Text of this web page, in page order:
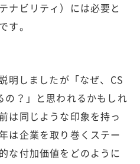
ナビリティ）には必要と
す。
明しましたが「なぜ、CS
の？」と思われるかもしれ
は同じような印象を持っ
は企業を取り巻くステー
な付加価値をどのように